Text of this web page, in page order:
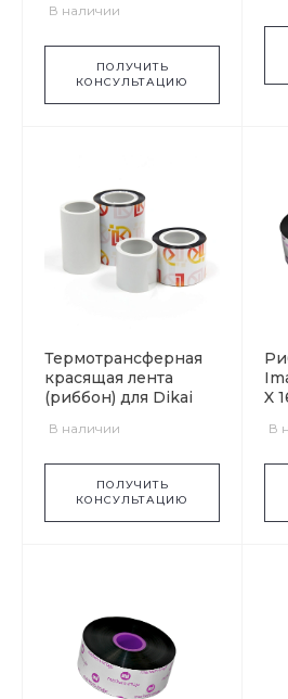
В наличии
ПОЛУЧИТЬ
КОНСУЛЬТАЦИЮ
Термотрансферная
красящая лента
(риббон) для Dikai
В наличии
ПОЛУЧИТЬ
КОНСУЛЬТАЦИЮ
X
В